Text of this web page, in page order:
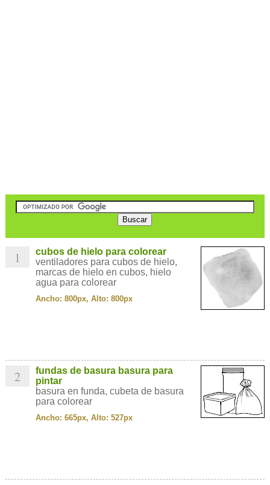
1
cubos de hielo para colorear
ventiladores para cubos de hielo,
marcas de hielo en cubos, hielo
agua para colorear
Ancho: 800px, Alto: 800px
2
fundas de basura basura para
pintar
basura en funda, cubeta de basura
para colorear
Ancho: 665px, Alto: 527px